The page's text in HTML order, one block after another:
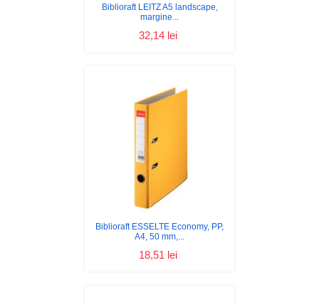
Biblioraft LEITZ A5 landscape,
margine...
32,14 lei
Biblioraft ESSELTE Economy, PP,
A4, 50 mm,...
18,51 lei